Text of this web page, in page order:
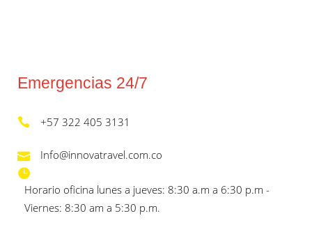
Emergencias 24/7
+57 322 405 3131
Info@innovatravel.com.co
Horario oficina lunes a jueves: 8:30 a.m a 6:30 p.m -
Viernes: 8:30 am a 5:30 p.m.